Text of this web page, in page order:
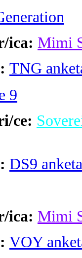
ica: Mimi
TNG
9
ce:
DS9 anketa
ica: Mimi
VOY